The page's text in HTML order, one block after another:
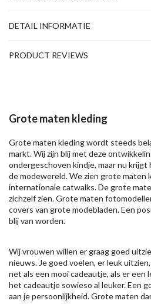
DETAIL INFORMATIE
PRODUCT REVIEWS
Grote maten kleding
Grote maten kleding wordt steeds
markt. Wij zijn blij met deze
ondergeschoven kindje, maar nu
de modewereld. We zien grote maten
internationale catwalks. De grote
zichzelf zien. Grote maten
covers van grote modebladen. Een
blij van worden.
Wij vrouwen willen er graag goed
nieuws. Je goed voelen, er leuk
net als een mooi cadeautje, als er een
het cadeautje sowieso al leuker. Een
aan je persoonlijkheid. Grote maten